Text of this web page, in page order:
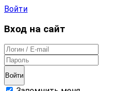
Войти
Вход на сайт
Войти